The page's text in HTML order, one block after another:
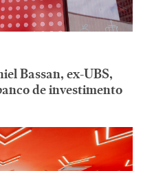
Bassan, ex-UBS,
de investimento